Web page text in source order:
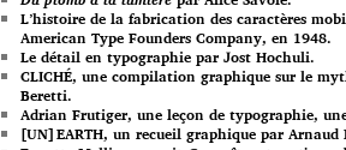
L’histoire de la fabrication des caractères
American Type Founders Company, en 1948.
Le détail en typographie par Jost Hochuli.
CLICHÉ, une compilation graphique sur le
Beretti.
Adrian Frutiger, une leçon de typographie,
[UN]EARTH, un recueil graphique par Arnaud